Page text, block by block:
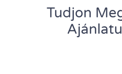
Tudjon